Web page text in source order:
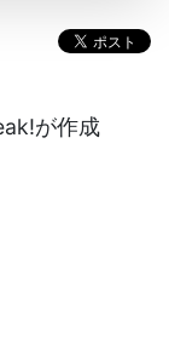
が作成